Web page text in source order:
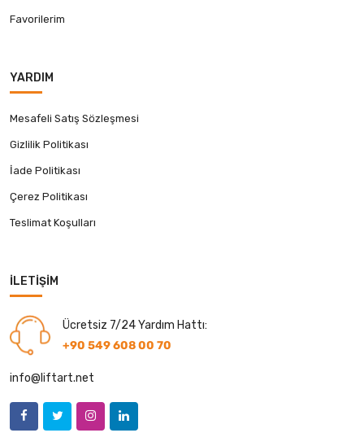
Favorilerim
YARDIM
Mesafeli Satış Sözleşmesi
Gizlilik Politikası
İade Politikası
Çerez Politikası
Teslimat Koşulları
İLETIŞIM
Ücretsiz 7/24 Yardım Hattı:
+90 549 608 00 70
info@liftart.net